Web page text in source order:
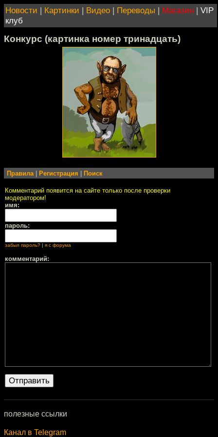
Новости | Картинки | Видео | Переводы | Магазин | VIP
клуб
Конкурс (картинка номер тринадцать)
Правила Регистрация Поиск
Комментарий появится на сайте только после проверки
модератором!
имя:
пароль:
забыл пароль? | я с форума
комментарий:
полезные ссылки
Канал в Telegram